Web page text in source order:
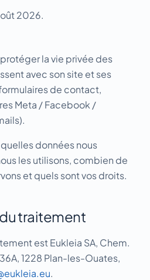
2026.
la vie privée des
avec son site et ses
de contact,
Meta / Facebook /
données nous
les utilisons, combien de
et quels sont vos droits.
traitement
est Eukleia SA, Chem.
1228 Plan-les-Ouates,
.